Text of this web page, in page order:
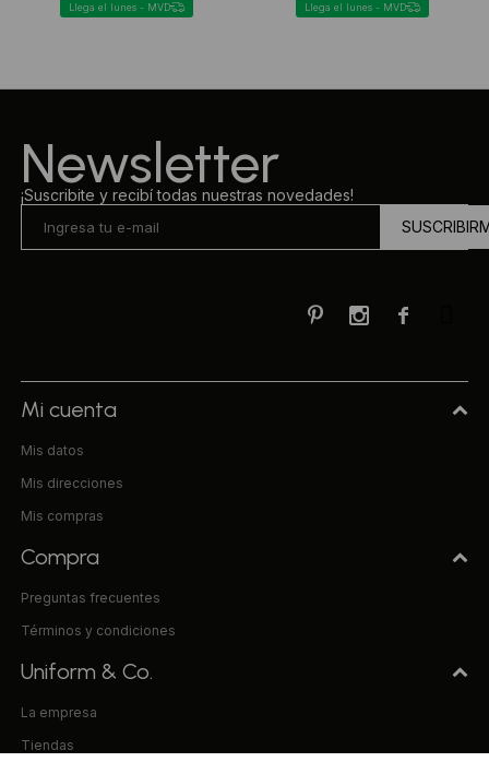
Llega el lunes - MVD Llega el lunes - MVD
Newsletter
¡Suscribite y recibí todas nuestras novedades!

 
Mi cuenta
Mis datos
Mis direcciones
Mis compras
Compra
Preguntas frecuentes
Términos y condiciones
Uniform & Co.
La empresa
Tiendas